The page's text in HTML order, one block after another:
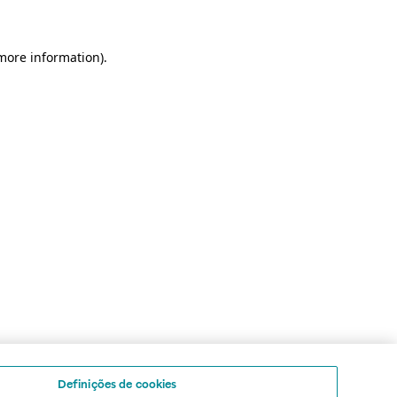
information).
Definições de cookies